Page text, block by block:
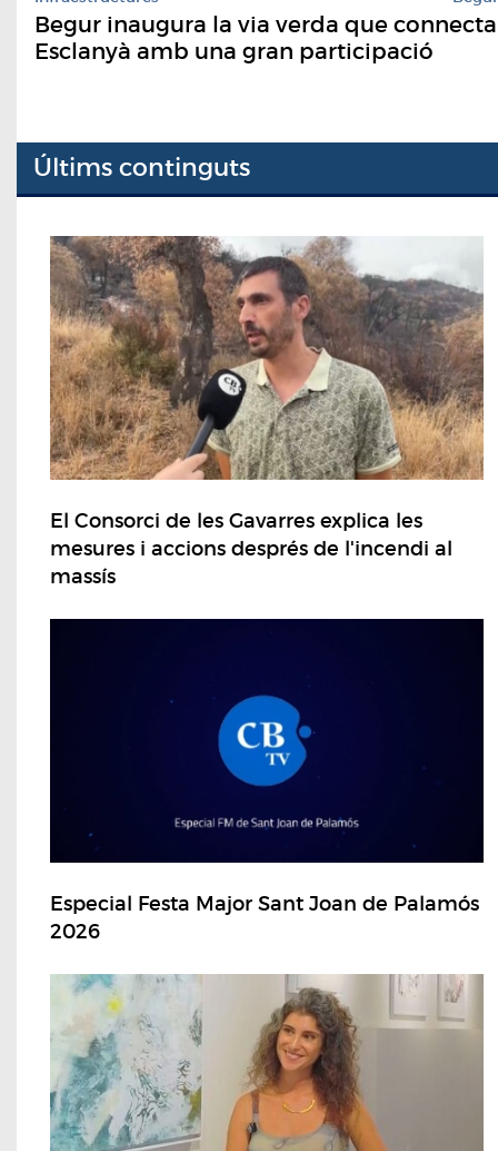
Begur inaugura la via verda que connecta
Esclanyà amb una gran participació
Últims continguts
El Consorci de les Gavarres explica les
mesures i accions després de l'incendi al
massís
Especial Festa Major Sant Joan de Palamós
2026